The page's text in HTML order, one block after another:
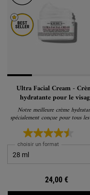
Ultra Facial Cream -
hydratante pour le
Notre meilleure crème
spécialement conçue pour tous
de peau.
choisir un format
24,00 €